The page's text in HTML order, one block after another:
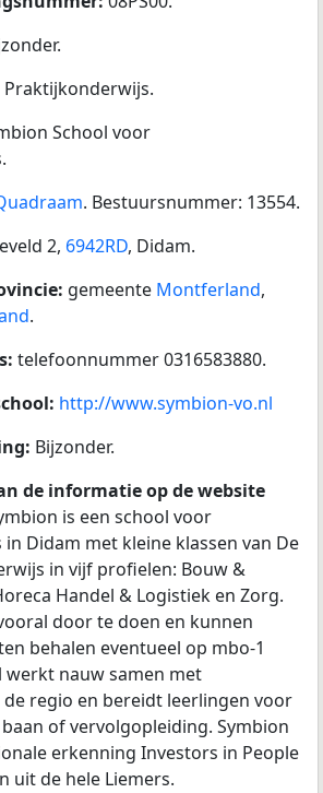
Praktijkonderwijs.
School voor
. Bestuursnummer: 13554.
2, 6942RD, Didam.
gemeente Montferland,
.
telefoonnummer 0316583880.
http://www.symbion-vo.nl
Bijzonder.
de informatie op de website
is een school voor
Didam met kleine klassen van De
in vijf profielen: Bouw &
Handel & Logistiek en Zorg.
door te doen en kunnen
behalen eventueel op mbo-1
werkt nauw samen met
regio en bereidt leerlingen voor
of vervolgopleiding. Symbion
erkenning Investors in People
uit de hele Liemers.